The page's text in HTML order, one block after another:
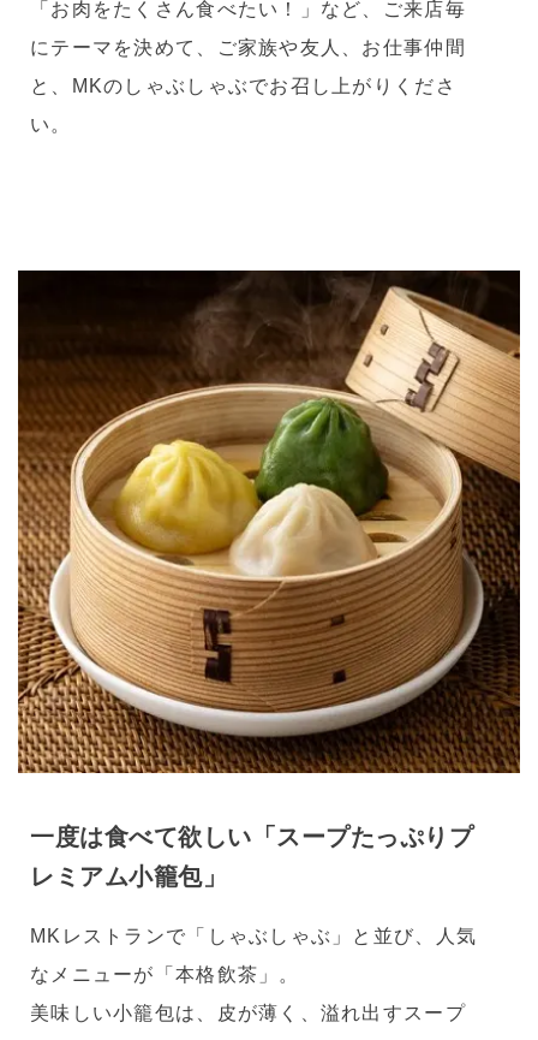
「お肉をたくさん食べたい！」など、ご来店毎
にテーマを決めて、ご家族や友人、お仕事仲間
と、MKのしゃぶしゃぶでお召し上がりくださ
い。
一度は食べて欲しい「スープたっぷりプ
レミアム小籠包」
MKレストランで「しゃぶしゃぶ」と並び、人気
なメニューが「本格飲茶」。
美味しい小籠包は、皮が薄く、溢れ出すスープ